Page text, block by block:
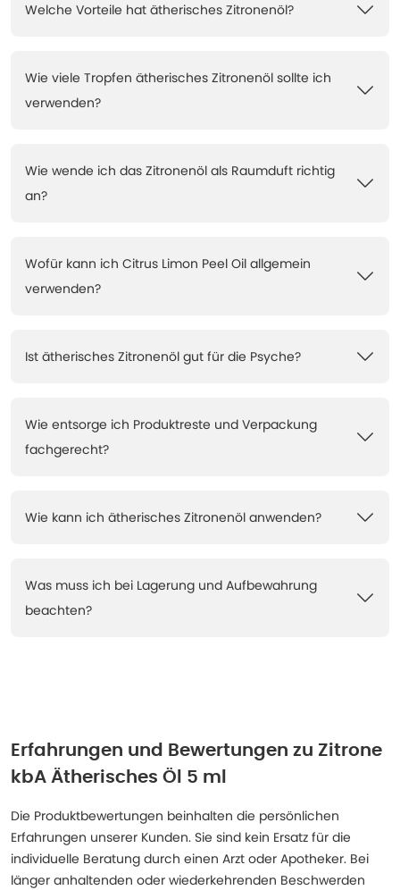
Welche Vorteile hat ätherisches Zitronenöl?
Wie viele Tropfen ätherisches Zitronenöl sollte ich
verwenden?
Wie wende ich das Zitronenöl als Raumduft richtig
an?
Wofür kann ich Citrus Limon Peel Oil allgemein
verwenden?
Ist ätherisches Zitronenöl gut für die Psyche?
Wie entsorge ich Produktreste und Verpackung
fachgerecht?
Wie kann ich ätherisches Zitronenöl anwenden?
Was muss ich bei Lagerung und Aufbewahrung
beachten?
Erfahrungen und Bewertungen zu Zitrone
kbA Ätherisches Öl 5 ml
Die Produktbewertungen beinhalten die persönlichen
Erfahrungen unserer Kunden. Sie sind kein Ersatz für die
individuelle Beratung durch einen Arzt oder Apotheker. Bei
länger anhaltenden oder wiederkehrenden Beschwerden